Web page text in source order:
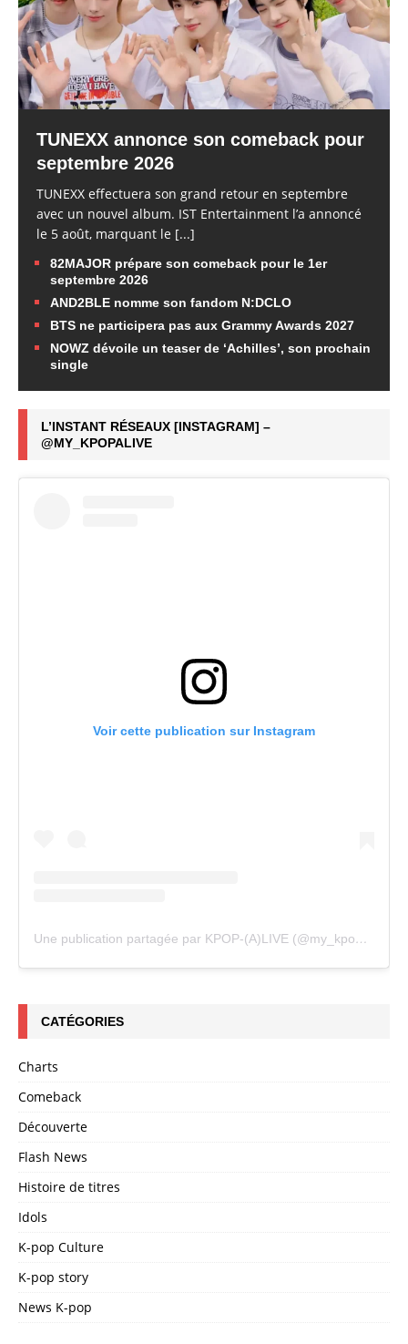
TUNEXX annonce son comeback pour
septembre 2026
TUNEXX effectuera son grand retour en septembre
avec un nouvel album. IST Entertainment l’a annoncé
le 5 août, marquant le [...]
82MAJOR prépare son comeback pour le 1er
septembre 2026
AND2BLE nomme son fandom N:DCLO
BTS ne participera pas aux Grammy Awards 2027
NOWZ dévoile un teaser de ‘Achilles’, son prochain
single
L’INSTANT RÉSEAUX [INSTAGRAM] –
@MY_KPOPALIVE
Voir cette publication sur Instagram
Une publication partagée par KPOP-(A)LIVE (@my_kpopalive)
CATÉGORIES
Charts
Comeback
Découverte
Flash News
Histoire de titres
Idols
K-pop Culture
K-pop story
News K-pop